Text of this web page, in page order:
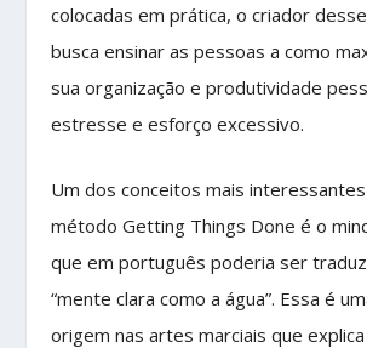
colocadas em prática, o criador
busca ensinar as pessoas a como
sua organização e produtividade
estresse e esforço excessivo.
Um dos conceitos mais
método Getting Things Done é o
que em português poderia ser
“mente clara como a água”. Essa é
origem nas artes marciais que